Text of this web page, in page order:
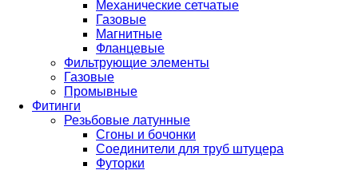
Механические сетчатые
Газовые
Магнитные
Фланцевые
Фильтрующие элементы
Газовые
Промывные
Фитинги
Резьбовые латунные
Сгоны и бочонки
Соединители для труб штуцера
Футорки